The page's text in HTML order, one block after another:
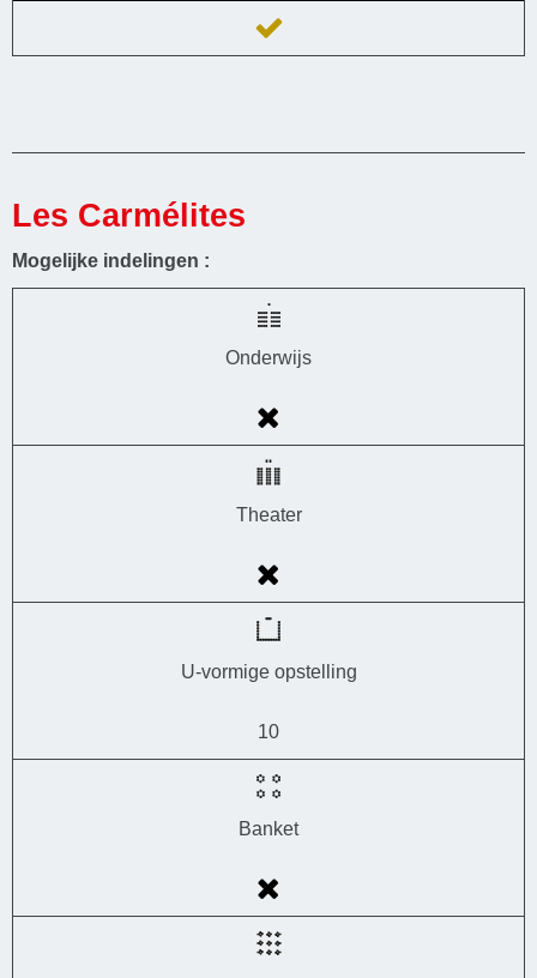
Les Carmélites
Mogelijke indelingen :
Onderwijs
Theater
U-vormige opstelling
10
Banket